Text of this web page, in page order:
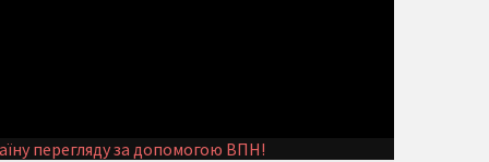
перегляду за допомогою ВПН!